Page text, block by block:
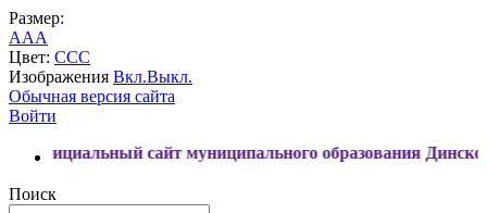
Размер:
AAA
Цвет: CCC
Изображения Вкл.Выкл.
Обычная версия сайта
Войти
сайт муниципального образования Динской район
Поиск